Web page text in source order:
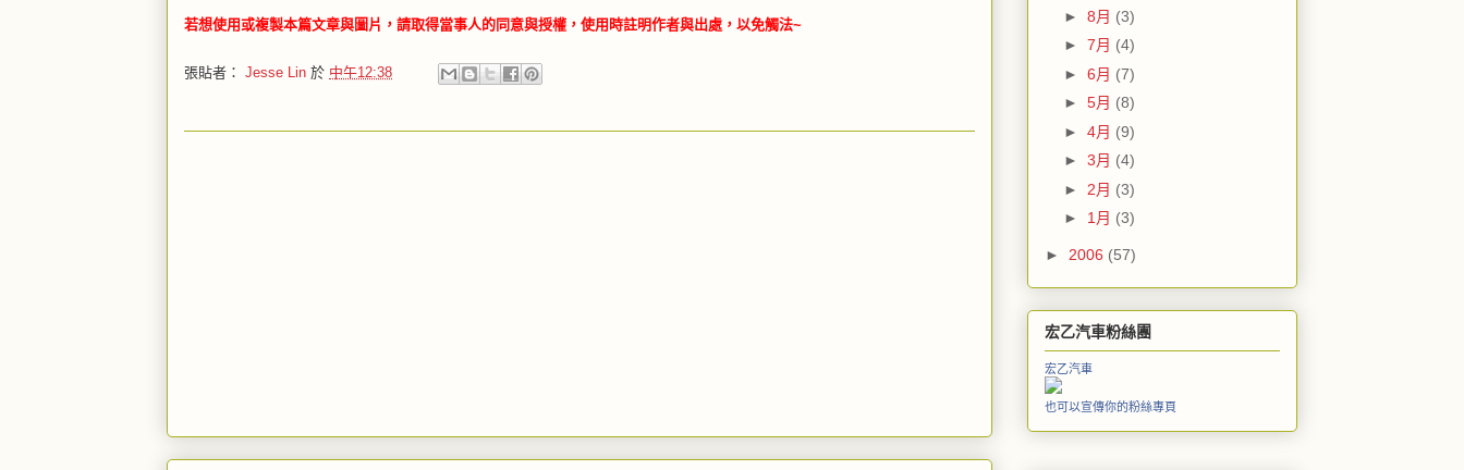
若想使用或複製本篇文章與圖片，請取得當事人的同意與授權，使用時註明作者與出處，以免觸法~
張貼者： Jesse Lin 於 中午12:38
► 8月 (3)
► 7月 (4)
► 6月 (7)
► 5月 (8)
► 4月 (9)
► 3月 (4)
► 2月 (3)
► 1月 (3)
► 2006 (57)
宏乙汽車粉絲團
宏乙汽車
也可以宣傳你的粉絲專頁